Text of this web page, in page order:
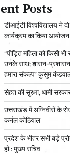
Posts
डीआईटी विश्वविद्यालय ने
कार्यक्रम का किया आयोजन
“पीड़ित महिला को किसी
उनके साथ; शासन-
हमारा संकल्प” कुसुम
सेहत की सुरक्षा, धामी
उत्तराखंड में अग्निवीरों के
कर्नल कोठियाल
प्रदेश के भीतर सभी बड़े
हो : मुख्य सचिव